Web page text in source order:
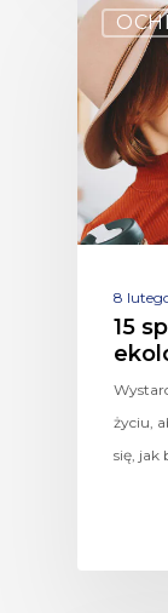
8
15
życiu,
się, jak